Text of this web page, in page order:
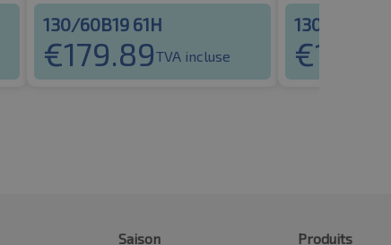
130/60B19 61H
€179.89TVA incluse
130/60B19
€189.68
Saison
Produits